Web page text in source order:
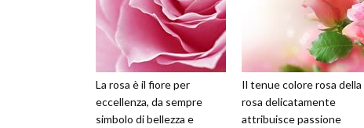
La rosa è il fiore per
eccellenza, da sempre
simbolo di bellezza e
Il tenue colore rosa della
rosa delicatamente
attribuisce passione